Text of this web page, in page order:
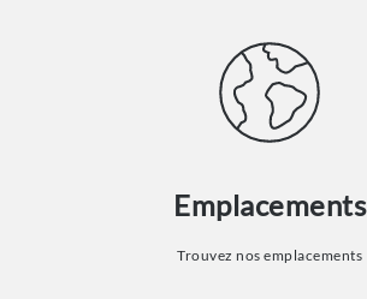
Emplacements
Trouvez nos emplacements